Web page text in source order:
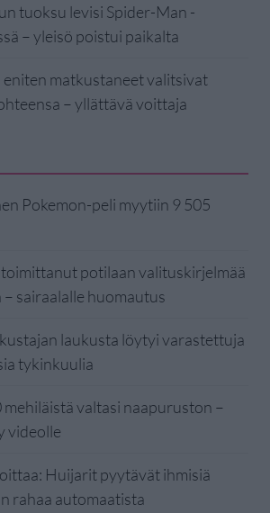
tuoksu levisi Spider-Man -
– yleisö poistui paikalta
eniten matkustaneet valitsivat
– yllättävä voittaja
Pokemon-peli myytiin 9 505
potilaan valituskirjelmää
– sairaalalle huomautus
laukusta löytyi varastettuja
tykinkuulia
mehiläistä valtasi naapuruston –
videolle
Huijarit pyytävät ihmisiä
rahaa automaatista